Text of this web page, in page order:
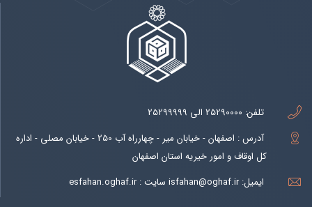
تلفن: 25290000 الی 25299999
آدرس : اصفهان - خیابان میر - چهارراه آب 250 - خیابان مصلی - اداره
کل اوقاف و امور خیریه استان اصفهان
ایمیل:isfahan@oghaf.ir سایت : esfahan.oghaf.ir